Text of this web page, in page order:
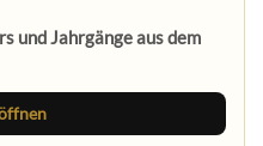
und Jahrgänge aus dem